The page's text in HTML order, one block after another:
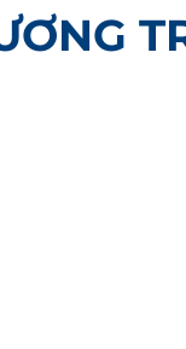
𝐂𝐨𝐧 đ𝐚̃ 𝐜𝐨́ 𝐦𝐨̣̂𝐭 𝐦𝐮̀𝐚 𝐡𝐞̀
gương mặt đầy